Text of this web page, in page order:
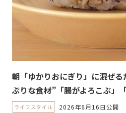
朝「ゆかりおにぎり」に混ぜ
ぷりな食材”「腸がよろこぶ」
ライフスタイル 2026年6月16日公開